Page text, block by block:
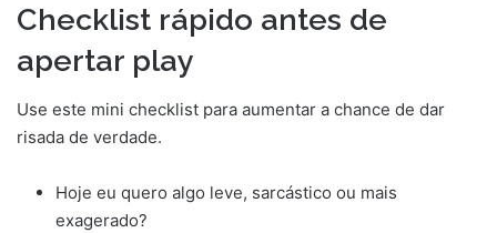
Checklist rápido antes de
apertar play
Use este mini checklist para aumentar a chance de dar
risada de verdade.
Hoje eu quero algo leve, sarcástico ou mais
exagerado?